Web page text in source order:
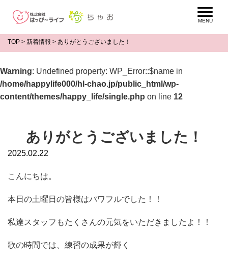
TOP > 新着情報 > ありがとうございました！
Warning: Undefined property: WP_Error::$name in
/home/happylife000/hl-chao.jp/public_html/wp-
content/themes/happy_life/single.php on line 12
ありがとうございました！
2025.02.22
こんにちは。
本日の土曜日の皆様はパワフルでした！！
私達スタッフもたくさんの元気をいただきましたよ！！
歌の時間では、練習の成果が輝く